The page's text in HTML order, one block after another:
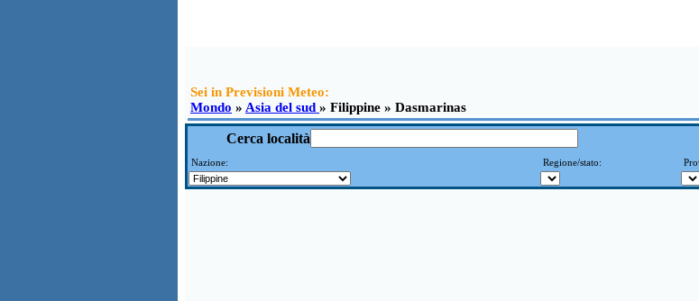
Sei in Previsioni Meteo:
Mondo » Asia del sud » Filippine » Dasmarinas
Cerca località
Nazione: Regione/stato: